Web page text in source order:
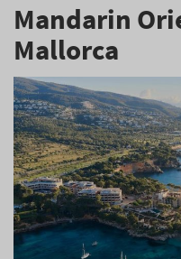
Mandarin
Mallorca